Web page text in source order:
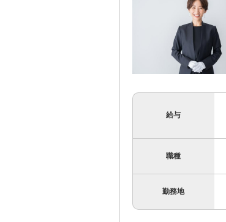
給与
職種
勤務地